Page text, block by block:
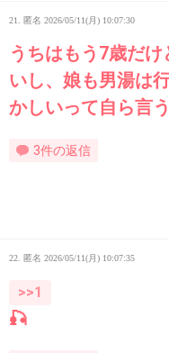
21. 匿名 2026/05/11(月) 10:07:30
うちはもう7歳だ
いし、娘も男湯は
かしいって自ら言う
3件の返信
22. 匿名 2026/05/11(月) 10:07:35
>>1
🎣